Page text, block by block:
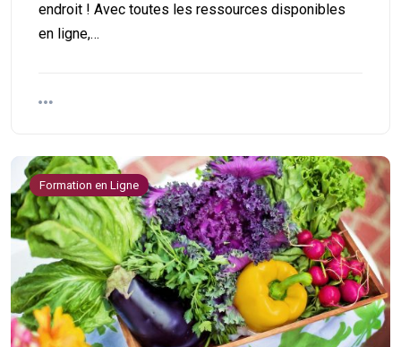
endroit ! Avec toutes les ressources disponibles
en ligne,…
Formation en Ligne